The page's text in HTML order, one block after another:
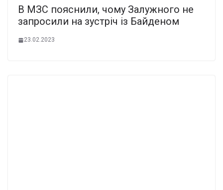
В МЗС пояснили, чому Залужного не
запросили на зустріч із Байденом
23.02.2023